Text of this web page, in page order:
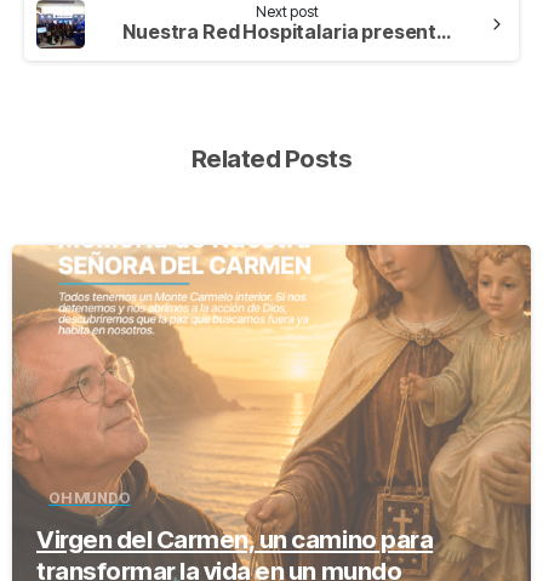
Next post
Nuestra Red Hospitalaria presente en el Congreso Oritel 2023
Related Posts
-
OH MUNDO
Virgen del Carmen, un camino para
transformar la vida en un mundo